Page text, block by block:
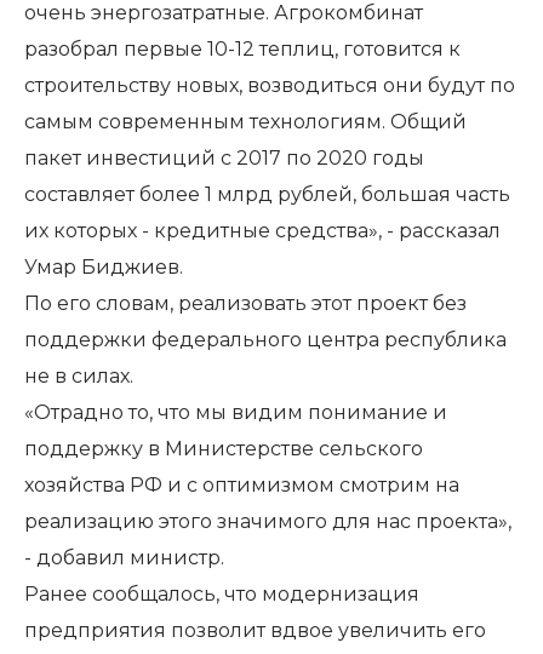
очень энергозатратные. Агрокомбинат
разобрал первые 10-12 теплиц, готовится к
строительству новых, возводиться они будут по
самым современным технологиям. Общий
пакет инвестиций с 2017 по 2020 годы
составляет более 1 млрд рублей, большая часть
их которых - кредитные средства», - рассказал
Умар Биджиев.
По его словам, реализовать этот проект без
поддержки федерального центра республика
не в силах.
«Отрадно то, что мы видим понимание и
поддержку в Министерстве сельского
хозяйства РФ и с оптимизмом смотрим на
реализацию этого значимого для нас проекта»,
- добавил министр.
Ранее сообщалось, что модернизация
предприятия позволит вдвое увеличить его